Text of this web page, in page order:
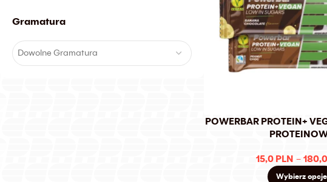
Gramatura
Dowolne Gramatura
POWERBAR PROTEIN+
15,0 PLN – 180,0
Wybierz opcje